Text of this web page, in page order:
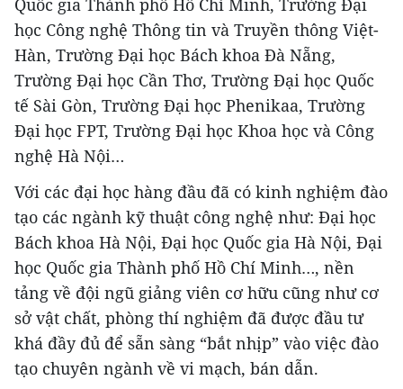
học Công nghệ Thông tin và Truyền thông Việt-
Hàn, Trường Đại học Bách khoa Đà Nẵng,
Trường Đại học Cần Thơ, Trường Đại học Quốc
tế Sài Gòn, Trường Đại học Phenikaa, Trường
Đại học FPT, Trường Đại học Khoa học và Công
nghệ Hà Nội…
Với các đại học hàng đầu đã có kinh nghiệm đào
tạo các ngành kỹ thuật công nghệ như: Đại học
Bách khoa Hà Nội, Đại học Quốc gia Hà Nội, Đại
học Quốc gia Thành phố Hồ Chí Minh…, nền
tảng về đội ngũ giảng viên cơ hữu cũng như cơ
sở vật chất, phòng thí nghiệm đã được đầu tư
khá đầy đủ để sẵn sàng “bắt nhịp” vào việc đào
tạo chuyên ngành về vi mạch, bán dẫn.